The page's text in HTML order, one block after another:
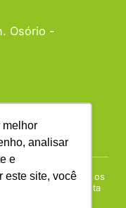
melhor
analisar
e
este site, você
Osório -
& Negócios. Todos os
do conteúdo desta
eletrônico ou